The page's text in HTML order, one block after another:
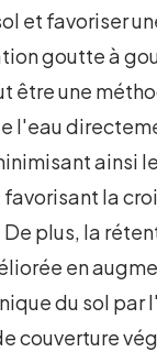
et favoriser
goutte à
être une
l'eau
ainsi
la
plus, la
en
du sol par
couverture